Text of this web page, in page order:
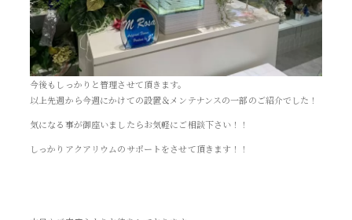
今後もしっかりと管理させて頂きます。
以上先週から今週にかけての設置＆メンテナンスの一部のご紹介でした！
気になる事が御座いましたらお気軽にご相談下さい！！
しっかりアクアリウムのサポートをさせて頂きます！！